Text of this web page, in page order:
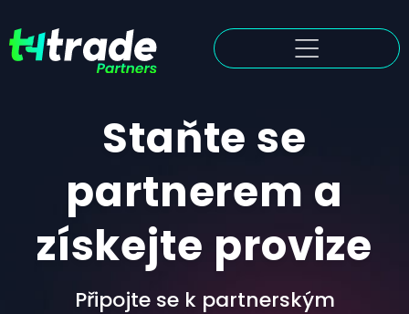
Staňte se
partnerem a
získejte provize
Připojte se k partnerským